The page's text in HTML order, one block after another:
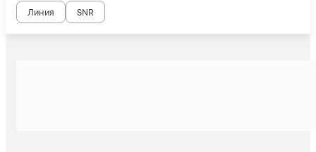
Линия SNR